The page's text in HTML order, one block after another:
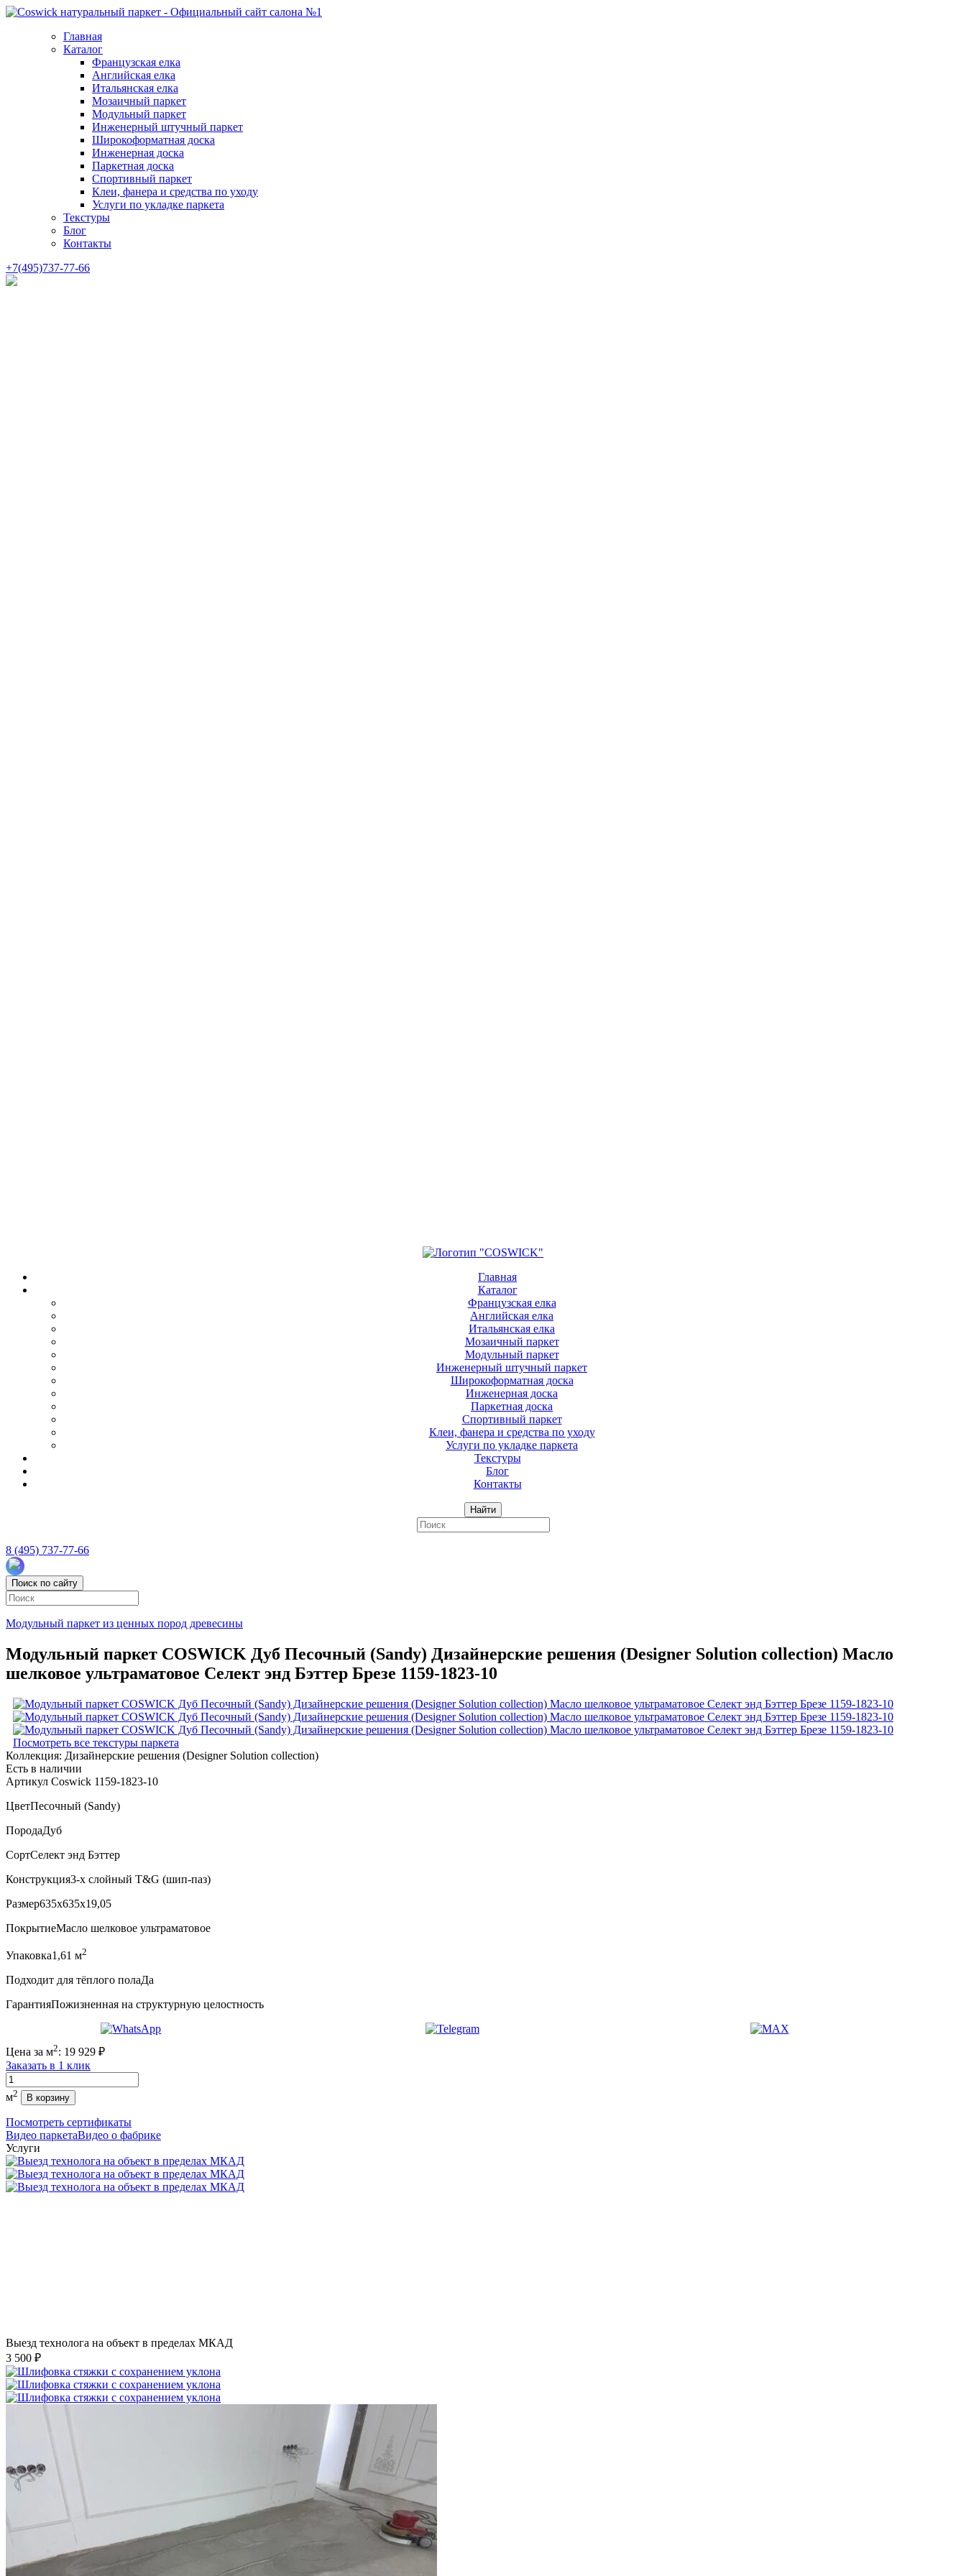
Главная
Каталог
Французская елка
Английская елка
Итальянская елка
Мозаичный паркет
Модульный паркет
Инженерный штучный паркет
Широкоформатная доска
Инженерная доска
Паркетная доска
Спортивный паркет
Клеи, фанера и средства по уходу
Услуги по укладке паркета
Текстуры
Блог
Контакты
+7(495)737-77-66
Главная
Каталог
Французская елка
Английская елка
Итальянская елка
Мозаичный паркет
Модульный паркет
Инженерный штучный паркет
Широкоформатная доска
Инженерная доска
Паркетная доска
Спортивный паркет
Клеи, фанера и средства по уходу
Услуги по укладке паркета
Текстуры
Блог
Контакты
Найти
8 (495) 737-77-66
Поиск по сайту
Модульный паркет из ценных пород древесины
Модульный паркет COSWICK Дуб Песочный (Sandy) Дизайнерские решения (Designer Solution collection) Масло
шелковое ультраматовое Селект энд Бэттер Брезе 1159-1823-10
Посмотреть все текстуры паркета
Коллекция: Дизайнерские решения (Designer Solution collection)
Есть в наличии
Артикул Coswick 1159-1823-10
ЦветПесочный (Sandy)
ПородаДуб
СортСелект энд Бэттер
Конструкция3-х слойный T&G (шип-паз)
Размер635x635x19,05
ПокрытиеМасло шелковое ультраматовое
Упаковка1,61 м2
Подходит для тёплого полаДа
ГарантияПожизненная на структурную целостность
Цена за м2: 19 929 ₽
Заказать в 1 клик
Количество
м2 В корзину
Посмотреть сертификаты
Видео паркетаВидео о фабрике
Услуги
Выезд технолога на объект в пределах МКАД
3 500 ₽
Шлифовка стяжки с сохранением уклона
1 500 ₽